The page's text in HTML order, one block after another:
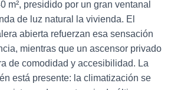
m², presidido por un gran ventanal
de luz natural la vivienda. El
abierta refuerzan esa sensación
mientras que un ascensor privado
de comodidad y accesibilidad. La
está presente: la climatización se